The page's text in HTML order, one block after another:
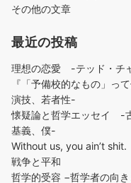
その他の文章
最近の投稿
理想の恋愛 -テッド・チ
『「予備校的なもの」っ
演技、若者性-
懐疑論と哲学エッセイ -
基義、僕-
Without us, you ain’t shit.
戦争と平和
哲学的受容 −哲学者の向